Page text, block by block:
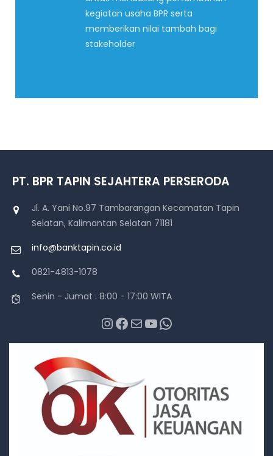
kegiatan usaha BPR serta
memberikan nilai tambah bagi
stakeholder
PT. BPR TAPIN SEJAHTERA PERSERODA
Jl. A. Yani No.97 Tambarangan Kecamatan Tapin
Selatan, Kalimantan Selatan 71181
info@banktapin.co.id
0821-4813-1078
Senin - Jumat : 8:00 - 17:00 WITA
InstagramFacebook Mail YouTube WhatsApp